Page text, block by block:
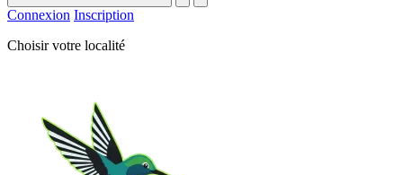
Connexion Inscription
Choisir votre localité